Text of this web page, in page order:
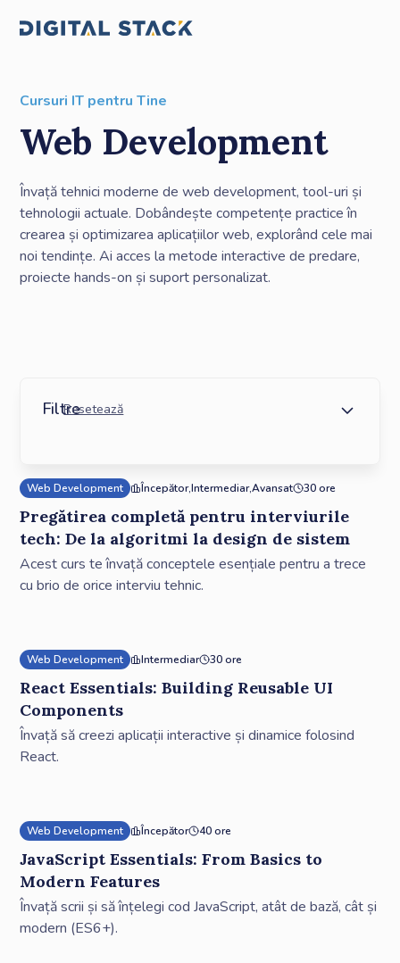
Cursuri IT pentru Tine
Web Development
Învață tehnici moderne de web development, tool-uri și
tehnologii actuale. Dobândește competențe practice în
crearea și optimizarea aplicațiilor web, explorând cele mai
noi tendințe. Ai acces la metode interactive de predare,
proiecte hands-on și suport personalizat.
FiltreResetează
Algoritmică
Arhitectură Software
Business Needs
Web Development Începător,Intermediar,Avansat 30 ore
Pregătirea completă pentru interviurile
tech: De la algoritmi la design de sistem
Acest curs te învață conceptele esențiale pentru a trece
cu brio de orice interviu tehnic.
Web Development Intermediar 30 ore
React Essentials: Building Reusable UI
Components
Învață să creezi aplicații interactive și dinamice folosind
React.
Web Development Începător 40 ore
JavaScript Essentials: From Basics to
Modern Features
Învață scrii și să înțelegi cod JavaScript, atât de bază, cât și
modern (ES6+).